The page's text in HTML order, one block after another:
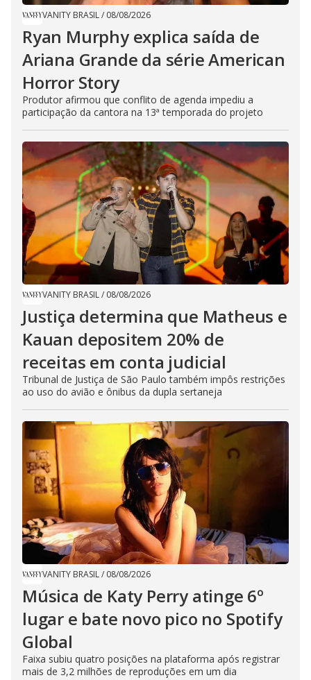
VANITY BRASIL/ 08/08/2026
Ryan Murphy explica saída de
Ariana Grande da série American
Horror Story
Produtor afirmou que conflito de agenda impediu a
participação da cantora na 13ª temporada do projeto
VANITY BRASIL/ 08/08/2026
Justiça determina que Matheus e
Kauan depositem 20% de
receitas em conta judicial
Tribunal de Justiça de São Paulo também impôs restrições
ao uso do avião e ônibus da dupla sertaneja
VANITY BRASIL/ 08/08/2026
Música de Katy Perry atinge 6º
lugar e bate novo pico no Spotify
Global
Faixa subiu quatro posições na plataforma após registrar
mais de 3,2 milhões de reproduções em um dia